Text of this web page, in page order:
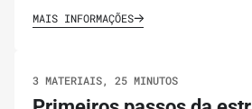
MAIS INFORMAÇÕES
3 MATERIAIS, 25 MINUTOS